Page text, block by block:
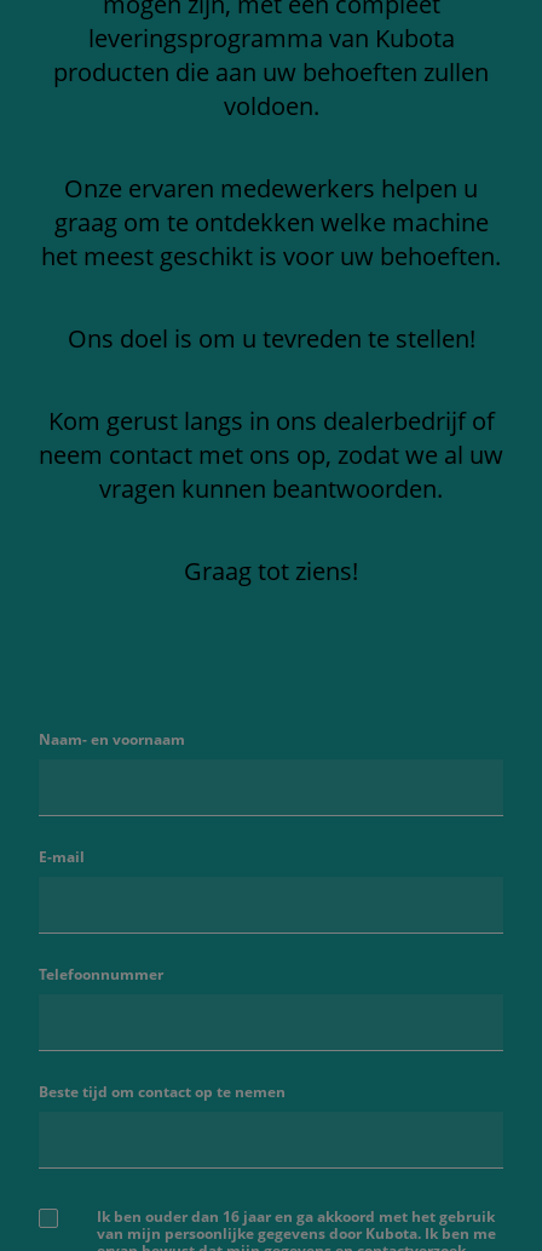
leveringsprogramma van Kubota
producten die aan uw behoeften zullen
voldoen.
Onze ervaren medewerkers helpen u
graag om te ontdekken welke machine
het meest geschikt is voor uw behoeften.
Ons doel is om u tevreden te stellen!
Kom gerust langs in ons dealerbedrijf of
neem contact met ons op, zodat we al uw
vragen kunnen beantwoorden.
Graag tot ziens!
Naam- en voornaam
E-mail
Telefoonnummer
Beste tijd om contact op te nemen
Ik ben ouder dan 16 jaar en ga akkoord met het gebruik
van mijn persoonlijke gegevens door Kubota. Ik ben me